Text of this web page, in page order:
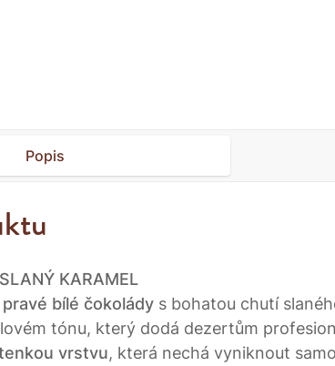
Popis
KARAMEL
pravé bílé čokolády s bohatou chutí
tónu, který dodá dezertům
vrstvu, která nechá vyniknout